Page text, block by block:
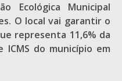
Ecológica Municipal
O local vai garantir o
representa 11,6% da
ICMS do município em